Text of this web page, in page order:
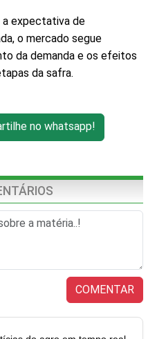
a expectativa de
o mercado segue
da demanda e os efeitos
da safra.
no whatsapp!
COMENTAR